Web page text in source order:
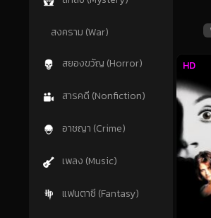
สงคราม (War)
สยองขวัญ (Horror)
สารคดี (Nonfiction)
อาชญา (Crime)
เพลง (Music)
แฟนตาซี (Fantasy)
HD